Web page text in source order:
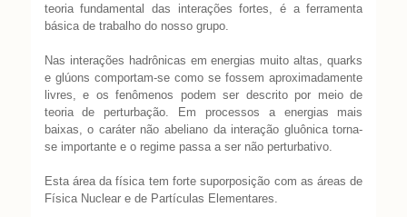
teoria fundamental das interações fortes, é a ferramenta
básica de trabalho do nosso grupo.
Nas interações hadrônicas em energias muito altas, quarks
e glúons comportam-se como se fossem aproximadamente
livres, e os fenômenos podem ser descrito por meio de
teoria de perturbação. Em processos a energias mais
baixas, o caráter não abeliano da interação gluônica torna-
se importante e o regime passa a ser não perturbativo.
Esta área da física tem forte suporposição com as áreas de
Física Nuclear e de Partículas Elementares.